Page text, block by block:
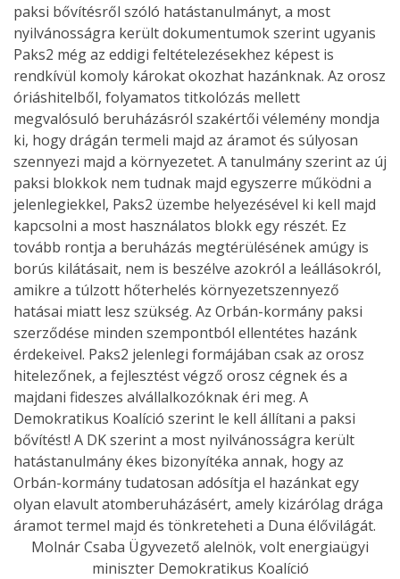
paksi bővítésről szóló hatástanulmányt, a most
nyilvánosságra került dokumentumok szerint ugyanis
Paks2 még az eddigi feltételezésekhez képest is
rendkívül komoly károkat okozhat hazánknak. Az orosz
óriáshitelből, folyamatos titkolózás mellett
megvalósuló beruházásról szakértői vélemény mondja
ki, hogy drágán termeli majd az áramot és súlyosan
szennyezi majd a környezetet. A tanulmány szerint az új
paksi blokkok nem tudnak majd egyszerre működni a
jelenlegiekkel, Paks2 üzembe helyezésével ki kell majd
kapcsolni a most használatos blokk egy részét. Ez
tovább rontja a beruházás megtérülésének amúgy is
borús kilátásait, nem is beszélve azokról a leállásokról,
amikre a túlzott hőterhelés környezetszennyező
hatásai miatt lesz szükség. Az Orbán-kormány paksi
szerződése minden szempontból ellentétes hazánk
érdekeivel. Paks2 jelenlegi formájában csak az orosz
hitelezőnek, a fejlesztést végző orosz cégnek és a
majdani fideszes alvállalkozóknak éri meg. A
Demokratikus Koalíció szerint le kell állítani a paksi
bővítést! A DK szerint a most nyilvánosságra került
hatástanulmány ékes bizonyítéka annak, hogy az
Orbán-kormány tudatosan adósítja el hazánkat egy
olyan elavult atomberuházásért, amely kizárólag drága
áramot termel majd és tönkreteheti a Duna élővilágát.
Molnár Csaba Ügyvezető alelnök, volt energiaügyi
miniszter Demokratikus Koalíció